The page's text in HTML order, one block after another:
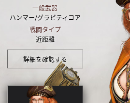
一般武器
ハンマー/グラビティコア
戦闘タイプ
近距離
詳細を確認する